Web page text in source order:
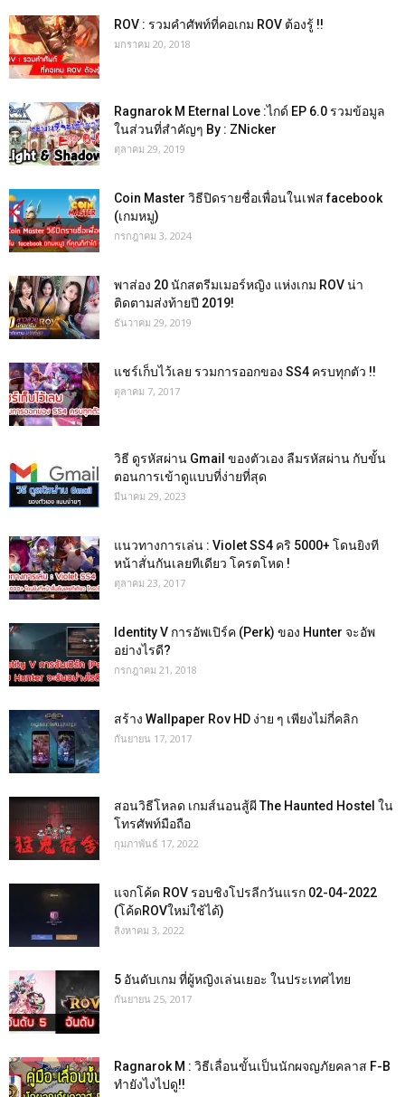
ROV : รวมคำศัพท์ที่คอเกม ROV ต้องรู้ !!
มกราคม 20, 2018
Ragnarok M Eternal Love :ไกด์ EP 6.0 รวมข้อมูล
ในส่วนที่สำคัญๆ By : ZNicker
ตุลาคม 29, 2019
Coin Master วิธีปิดรายชื่อเพื่อนในเฟส facebook
(เกมหมู)
กรกฎาคม 3, 2024
พาส่อง 20 นักสตรีมเมอร์หญิง แห่งเกม ROV น่า
ติดตามส่งท้ายปี 2019!
ธันวาคม 29, 2019
แชร์เก็บไว้เลย รวมการออกของ SS4 ครบทุกตัว !!
ตุลาคม 7, 2017
วิธี ดูรหัสผ่าน Gmail ของตัวเอง ลืมรหัสผ่าน กับขั้น
ตอนการเข้าดูแบบที่ง่ายที่สุด
มีนาคม 29, 2023
แนวทางการเล่น : Violet SS4 คริ 5000+ โดนยิงที
หน้าสั่นกันเลยทีเดียว โครตโหด !
ตุลาคม 23, 2017
Identity V การอัพเปิร์ค (Perk) ของ Hunter จะอัพ
อย่างไรดี?
กรกฎาคม 21, 2018
สร้าง Wallpaper Rov HD ง่าย ๆ เพียงไม่กี่คลิก
กันยายน 17, 2017
สอนวิธีโหลด เกมส์นอนสู้ผี The Haunted Hostel ใน
โทรศัพท์มือถือ
กุมภาพันธ์ 17, 2022
แจกโค้ด ROV รอบชิงโปรลีกวันแรก 02-04-2022
(โค้ดROVใหม่ใช้ได้)
สิงหาคม 3, 2022
5 อันดับเกม ที่ผู้หญิงเล่นเยอะ ในประเทศไทย
กันยายน 25, 2017
Ragnarok M : วิธีเลื่อนขั้นเป็นนักผจญภัยคลาส F-B
ทำยังไงไปดู!!